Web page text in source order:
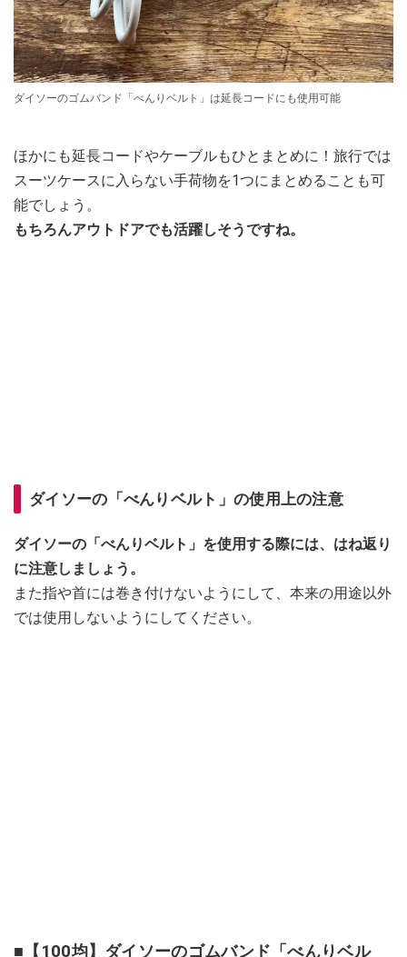
ダイソーのゴムバンド「べんりベルト」は延長コードにも使用可能
ほかにも延長コードやケーブルもひとまとめに！旅行では
スーツケースに入らない手荷物を1つにまとめることも可
能でしょう。
もちろんアウトドアでも活躍しそうですね。
ダイソーの「べんりベルト」の使用上の注意
ダイソーの「べんりベルト」を使用する際には、はね返り
に注意しましょう。
また指や首には巻き付けないようにして、本来の用途以外
では使用しないようにしてください。
■【100均】ダイソーのゴムバンド「べんりベル